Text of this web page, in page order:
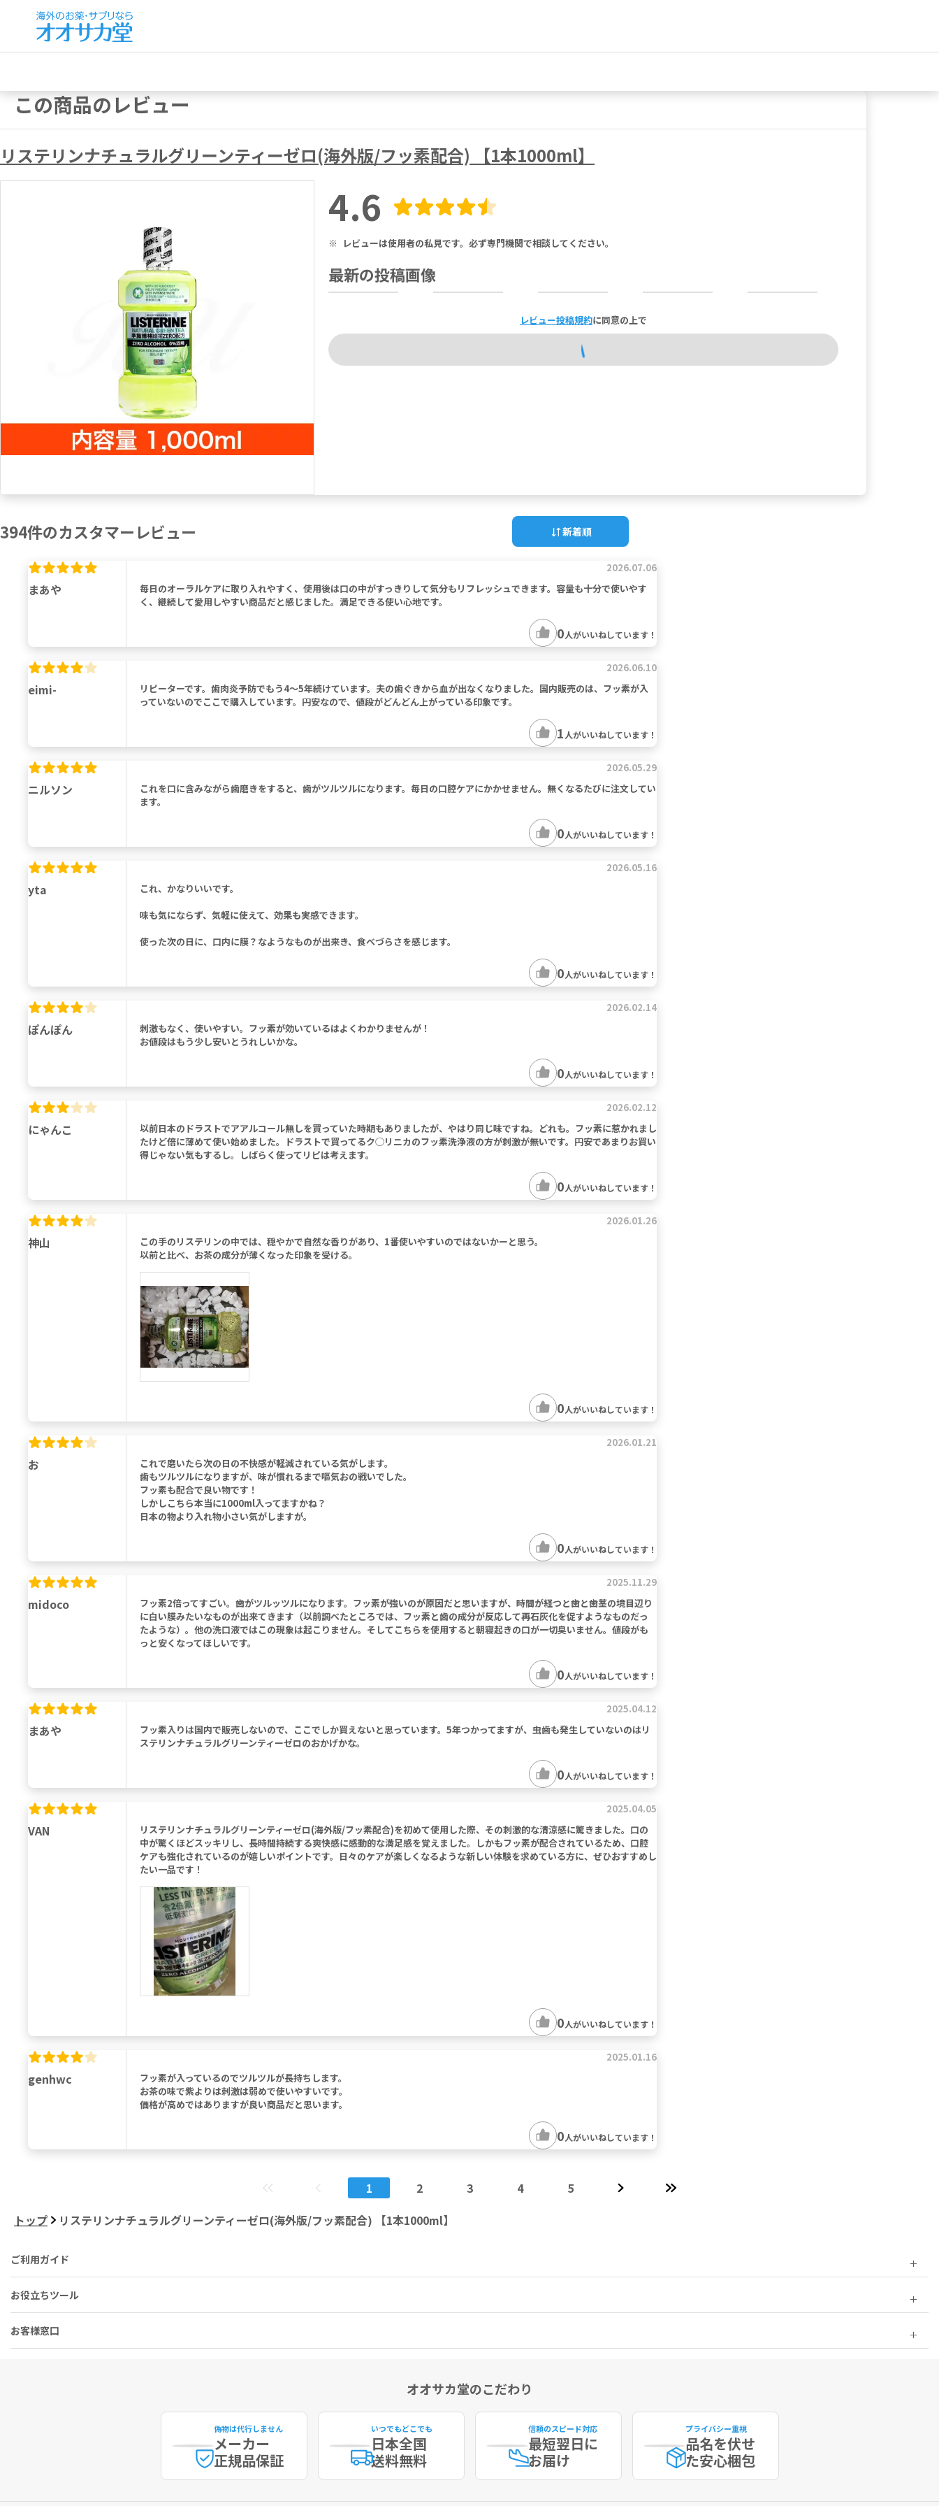
この商品のレビュー
リステリンナチュラルグリーンティーゼロ(海外版/フッ素配合) 【1本1000ml】
4.6
※ レビューは使用者の私見です。必ず専門機関で相談してください。
最新の投稿画像
レビュー投稿規約に同意の上で
394件のカスタマーレビュー 新着順
まあや
2026.07.06
毎日のオーラルケアに取り入れやすく、使用後は口の中がすっきりして気分もリフレッシュできます。容量も十分で使いやす
く、継続して愛用しやすい商品だと感じました。満足できる使い心地です。
0人がいいねしています！
eimi-
2026.06.10
リピーターです。歯肉炎予防でもう4～5年続けています。夫の歯ぐきから血が出なくなりました。国内販売のは、フッ素が入
っていないのでここで購入しています。円安なので、値段がどんどん上がっている印象です。
1 人がいいねしています！
ニルソン
2026.05.29
これを口に含みながら歯磨きをすると、歯がツルツルになります。毎日の口腔ケアにかかせません。無くなるたびに注文してい
ます。
0人がいいねしています！
yta
2026.05.16
これ、かなりいいです。
味も気にならず、気軽に使えて、効果も実感できます。
使った次の日に、口内に膜？なようなものが出来き、食べづらさを感じます。
0人がいいねしています！
ぽんぽん
2026.02.14
刺激もなく、使いやすい。フッ素が効いているはよくわかりませんが！
お値段はもう少し安いとうれしいかな。
0人がいいねしています！
にゃんこ
2026.02.12
以前日本のドラストでアアルコール無しを買っていた時期もありましたが、やはり同じ味ですね。どれも。フッ素に惹かれまし
たけど倍に薄めて使い始めました。ドラストで買ってるク◯リニカのフッ素洗浄液の方が刺激が無いです。円安であまりお買い
得じゃない気もするし。しばらく使ってリピは考えます。
0人がいいねしています！
神山
2026.01.26
この手のリステリンの中では、穏やかで自然な香りがあり、1番使いやすいのではないかーと思う。
以前と比べ、お茶の成分が薄くなった印象を受ける。
0人がいいねしています！
お
2026.01.21
これで磨いたら次の日の不快感が軽減されている気がします。
歯もツルツルになりますが、味が慣れるまで嘔気おの戦いでした。
フッ素も配合で良い物です！
しかしこちら本当に1000ml入ってますかね？
日本の物より入れ物小さい気がしますが。
0人がいいねしています！
midoco
2025.11.29
フッ素2倍ってすごい。歯がツルッツルになります。フッ素が強いのが原因だと思いますが、時間が経つと歯と歯茎の境目辺り
に白い膜みたいなものが出来てきます（以前調べたところでは、フッ素と歯の成分が反応して再石灰化を促すようなものだっ
たような）。他の洗口液ではこの現象は起こりません。そしてこちらを使用すると朝寝起きの口が一切臭いません。値段がも
っと安くなってほしいです。
0人がいいねしています！
まあや
2025.04.12
フッ素入りは国内で販売しないので、ここでしか買えないと思っています。5年つかってますが、虫歯も発生していないのはリ
ステリンナチュラルグリーンティーゼロのおかげかな。
0人がいいねしています！
VAN
2025.04.05
リステリンナチュラルグリーンティーゼロ(海外版/フッ素配合)を初めて使用した際、その刺激的な清涼感に驚きました。口の
中が驚くほどスッキリし、長時間持続する爽快感に感動的な満足感を覚えました。しかもフッ素が配合されているため、口腔
ケアも強化されているのが嬉しいポイントです。日々のケアが楽しくなるような新しい体験を求めている方に、ぜひおすすめし
たい一品です！
0人がいいねしています！
genhwc
2025.01.16
フッ素が入っているのでツルツルが長持ちします。
お茶の味で紫よりは刺激は弱めで使いやすいです。
価格が高めではありますが良い商品だと思います。
0人がいいねしています！
1 2 3 4
5
トップ
リステリンナチュラルグリーンティーゼロ(海外版/フッ素配合) 【1本1000ml】
ご利用ガイド
お役立ちツール
お客様窓口
オオサカ堂のこだわり
偽物は代行しません
メーカー
正規品保証
いつでもどこでも
日本全国
送料無料
信頼のスピード対応
最短翌日に
お届け
プライバシー重視
品名を伏せ
た安心梱包